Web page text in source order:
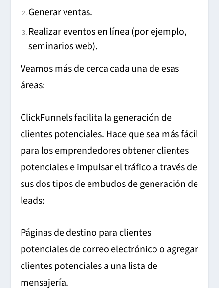
Generar ventas.
Realizar eventos en línea (por ejemplo,
seminarios web).
Veamos más de cerca cada una de esas
áreas:
ClickFunnels facilita la generación de
clientes potenciales. Hace que sea más fácil
para los emprendedores obtener clientes
potenciales e impulsar el tráfico a través de
sus dos tipos de embudos de generación de
leads:
Páginas de destino para clientes
potenciales de correo electrónico o agregar
clientes potenciales a una lista de
mensajería.